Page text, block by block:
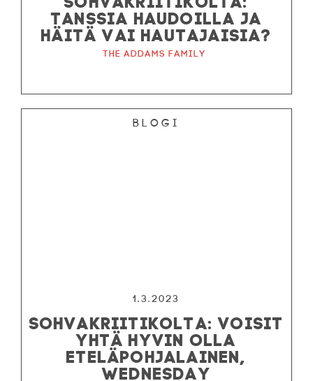
TANSSIA HAUDOILLA JA
HÄITÄ VAI HAUTAJAISIA?
The Addams Family
Blogi
1.3.2023
SOHVAKRIITIKOLTA: VOISIT
YHTÄ HYVIN OLLA
ETELÄPOHJALAINEN,
WEDNESDAY